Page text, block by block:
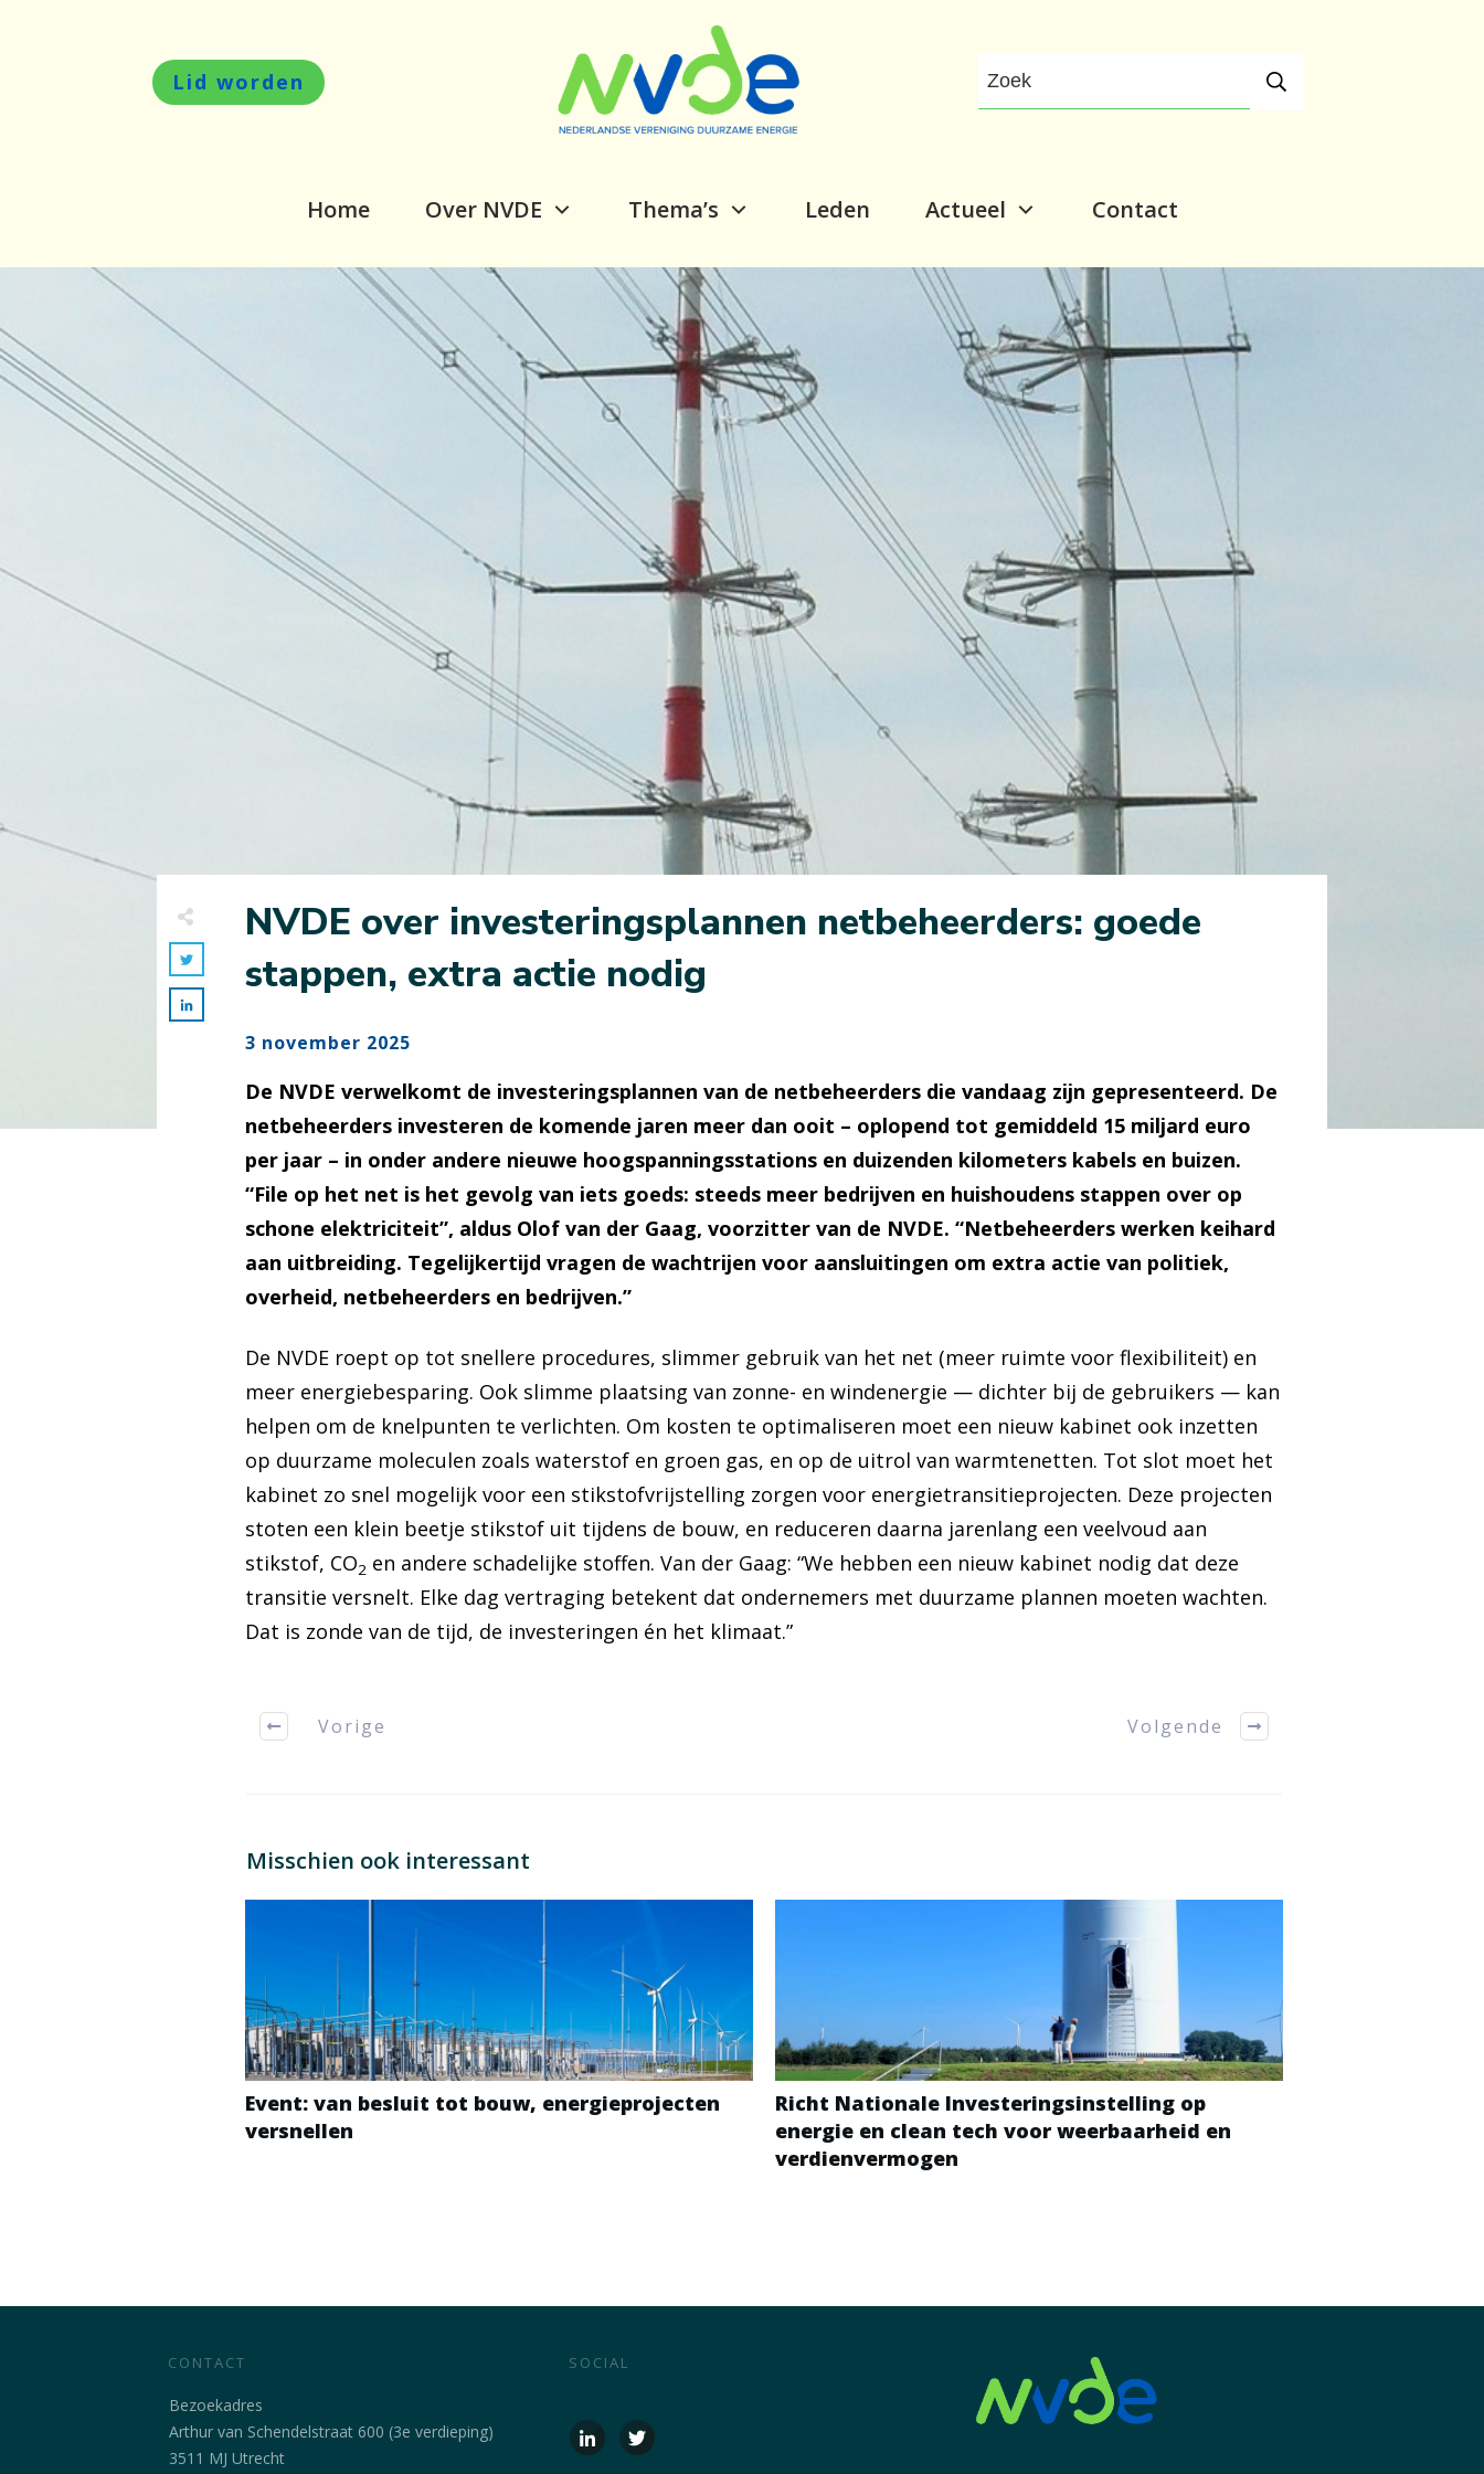
Lid worden
Home Over NVDE Thema’s Leden Actueel Contact
NVDE over investeringsplannen netbeheerders: goede
stappen, extra actie nodig
3 november 2025
De NVDE verwelkomt de investeringsplannen van de netbeheerders die vandaag zijn gepresenteerd. De
netbeheerders investeren de komende jaren meer dan ooit – oplopend tot gemiddeld 15 miljard euro
per jaar – in onder andere nieuwe hoogspanningsstations en duizenden kilometers kabels en buizen.
“File op het net is het gevolg van iets goeds: steeds meer bedrijven en huishoudens stappen over op
schone elektriciteit”, aldus Olof van der Gaag, voorzitter van de NVDE. “Netbeheerders werken keihard
aan uitbreiding. Tegelijkertijd vragen de wachtrijen voor aansluitingen om extra actie van politiek,
overheid, netbeheerders en bedrijven.”
De NVDE roept op tot snellere procedures, slimmer gebruik van het net (meer ruimte voor flexibiliteit) en
meer energiebesparing. Ook slimme plaatsing van zonne- en windenergie — dichter bij de gebruikers — kan
helpen om de knelpunten te verlichten. Om kosten te optimaliseren moet een nieuw kabinet ook inzetten
op duurzame moleculen zoals waterstof en groen gas, en op de uitrol van warmtenetten. Tot slot moet het
kabinet zo snel mogelijk voor een stikstofvrijstelling zorgen voor energietransitieprojecten. Deze projecten
stoten een klein beetje stikstof uit tijdens de bouw, en reduceren daarna jarenlang een veelvoud aan
stikstof, CO2 en andere schadelijke stoffen. Van der Gaag: “We hebben een nieuw kabinet nodig dat deze
transitie versnelt. Elke dag vertraging betekent dat ondernemers met duurzame plannen moeten wachten.
Dat is zonde van de tijd, de investeringen én het klimaat.”
Vorige Volgende
Misschien ook interessant
Event: van besluit tot bouw, energieprojecten
versnellen
Richt Nationale Investeringsinstelling op
energie en clean tech voor weerbaarheid en
verdienvermogen
CONTACT
Bezoekadres
Arthur van Schendelstraat 600 (3e verdieping)
3511 MJ Utrecht
SOCIAL